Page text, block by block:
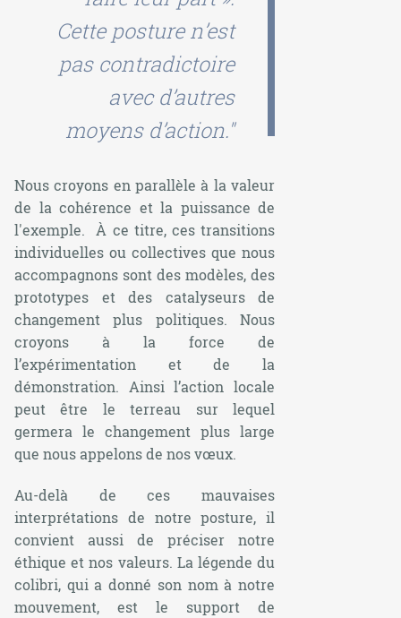
Cette posture n’est
pas contradictoire
avec d’autres
moyens d’action."
Nous croyons en parallèle à la valeur
de la cohérence et la puissance de
l'exemple. À ce titre, ces transitions
individuelles ou collectives que nous
accompagnons sont des modèles, des
prototypes et des catalyseurs de
changement plus politiques. Nous
croyons à la force de
l’expérimentation et de la
démonstration. Ainsi l’action locale
peut être le terreau sur lequel
germera le changement plus large
que nous appelons de nos vœux.
Au-delà de ces mauvaises
interprétations de notre posture, il
convient aussi de préciser notre
éthique et nos valeurs. La légende du
colibri, qui a donné son nom à notre
mouvement, est le support de